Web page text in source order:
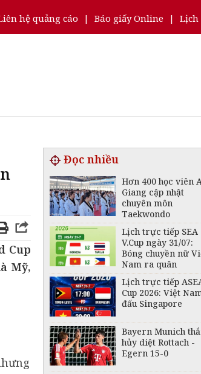
hệ quảng cáo | Báo giấy Online | Lịch
Cup
Mỹ,
Đọc nhiều
Hơn 400 học viên
Giang cập nhật
chuyên môn
Taekwondo
Lịch trực tiếp SEA
V.Cup ngày 31/07:
Bóng chuyền nữ
Nam ra quân
Lịch trực tiếp
Cup 2026: Việt
đấu Singapore
Bayern Munich
hủy diệt Rottach -
Egern 15-0